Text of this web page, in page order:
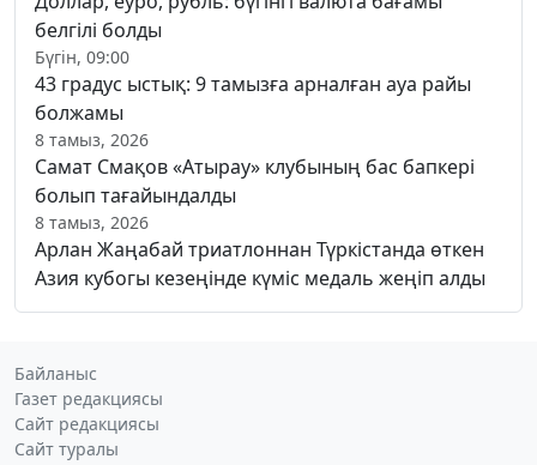
белгілі болды
Бүгін, 09:00
43 градус ыстық: 9 тамызға арналған ауа райы
болжамы
8 тамыз, 2026
Самат Смақов «Атырау» клубының бас бапкері
болып тағайындалды
8 тамыз, 2026
Арлан Жаңабай триатлоннан Түркістанда өткен
Азия кубогы кезеңінде күміс медаль жеңіп алды
Байланыс
Газет редакциясы
Сайт редакциясы
Сайт туралы